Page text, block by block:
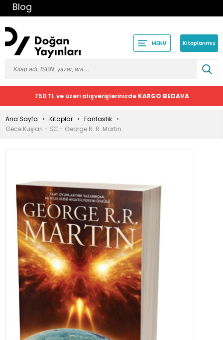
Blog
MENÜ Kitaplarımız
750 TL ve üzeri alışverişlerinizde KARGO BEDAVA
Ana Sayfa Kitaplar
Fantastik
Gece Kuşları - SC - George R. R. Martin